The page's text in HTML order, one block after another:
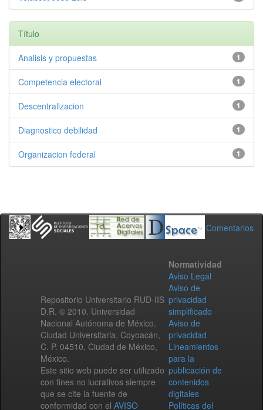
Título
1
Analisis y propuestas
1
Competencia electoral
1
Descentralizacion
1
Diagnostico debilidad
1
Organizacion federal
Comentarios
Repositorio Universitario RUD-IIS
D.R. © 2010. Universidad
Nacional Autónoma de México.
Ciudad Universitaria, Coyoacán,
C. P. 04510, Ciudad de México,
México.
Este sitio web puede ser utilizado
con fines no lucrativos siempre
que se cite la fuente de
conformidad con el AVISO
Normatividad
Aviso Legal
Aviso de
privacidad
simplificado
Aviso de
privacidad
Lineamientos
para la
publicación de
contenidos
digitales
Políticas del